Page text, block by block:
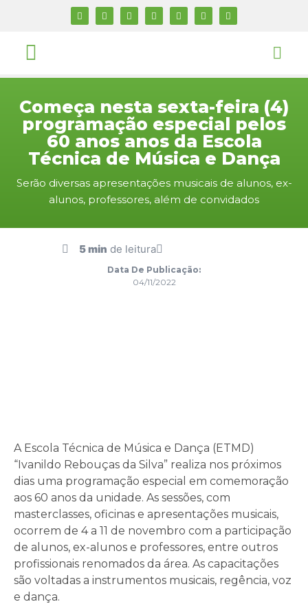
Começa nesta sexta-feira (4)
programação especial pelos
60 anos anos da Escola
Técnica de Música e Dança
Serão diversas apresentações musicais de alunos, ex-
alunos, professores, além de convidados
5 min de leitura
Data De Publicação:
04/11/2022
A Escola Técnica de Música e Dança (ETMD)
“Ivanildo Rebouças da Silva” realiza nos próximos
dias uma programação especial em comemoração
aos 60 anos da unidade. As sessões, com
masterclasses, oficinas e apresentações musicais,
ocorrem de 4 a 11 de novembro com a participação
de alunos, ex-alunos e professores, entre outros
profissionais renomados da área. As capacitações
são voltadas a instrumentos musicais, regência, voz
e dança.